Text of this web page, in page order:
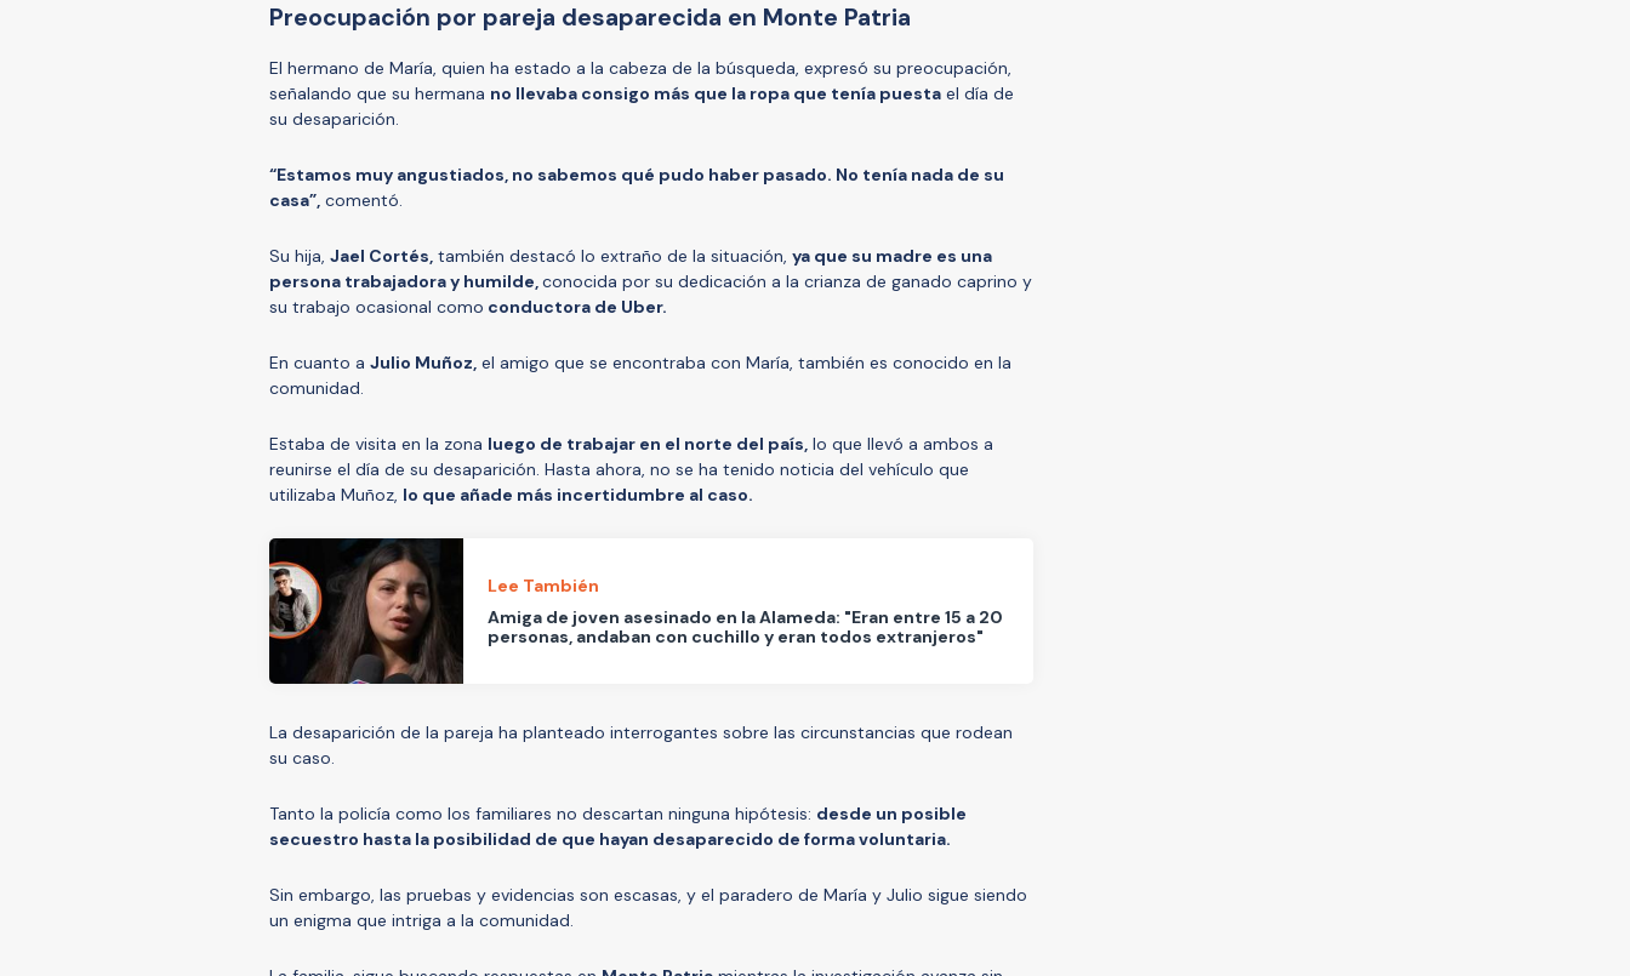
Preocupación por pareja desaparecida en Monte Patria
El hermano de María, quien ha estado a la cabeza de la búsqueda, expresó su preocupación,
señalando que su hermana no llevaba consigo más que la ropa que tenía puesta el día de
su desaparición.
“Estamos muy angustiados, no sabemos qué pudo haber pasado. No tenía nada de su
casa”, comentó.
Su hija, Jael Cortés, también destacó lo extraño de la situación, ya que su madre es una
persona trabajadora y humilde,conocida por su dedicación a la crianza de ganado caprino y
su trabajo ocasional como conductora de Uber.
En cuanto a Julio Muñoz, el amigo que se encontraba con María, también es conocido en la
comunidad.
Estaba de visita en la zona luego de trabajar en el norte del país, lo que llevó a ambos a
reunirse el día de su desaparición. Hasta ahora, no se ha tenido noticia del vehículo que
utilizaba Muñoz, lo que añade más incertidumbre al caso.
Lee También
Amiga de joven asesinado en la Alameda: "Eran entre 15 a 20
personas, andaban con cuchillo y eran todos extranjeros"
La desaparición de la pareja ha planteado interrogantes sobre las circunstancias que rodean
su caso.
Tanto la policía como los familiares no descartan ninguna hipótesis: desde un posible
secuestro hasta la posibilidad de que hayan desaparecido de forma voluntaria.
Sin embargo, las pruebas y evidencias son escasas, y el paradero de María y Julio sigue siendo
un enigma que intriga a la comunidad.